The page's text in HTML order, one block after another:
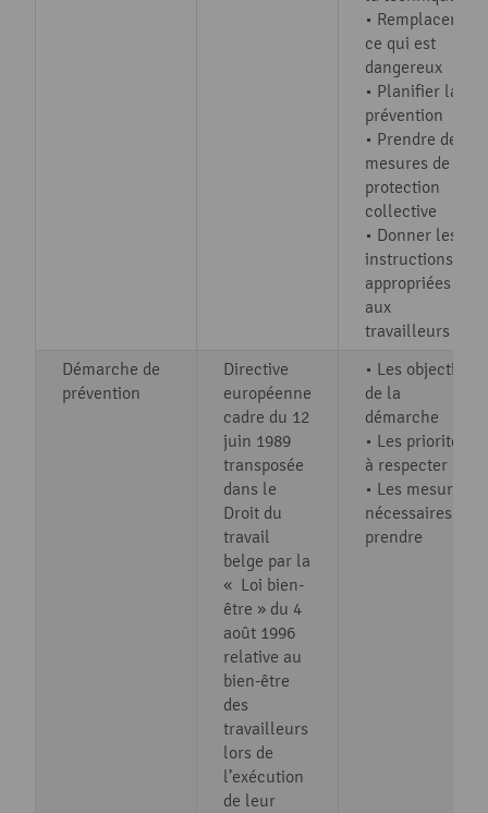
• Remplacer
ce qui est
dangereux
• Planifier la
prévention
• Prendre des
mesures de
protection
collective
• Donner les
instructions
appropriées
aux
travailleurs
Démarche de
prévention
Directive
européenne
cadre du 12
juin 1989
transposée
dans le
Droit du
travail
belge par la
« Loi bien-
être » du 4
août 1996
relative au
bien-être
des
travailleurs
lors de
l’exécution
de leur
• Les objectifs
de la
démarche
• Les priorités
à respecter
• Les mesures
nécessaires à
prendre